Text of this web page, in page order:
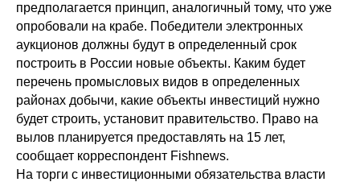
предполагается принцип, аналогичный тому, что уже
опробовали на крабе. Победители электронных
аукционов должны будут в определенный срок
построить в России новые объекты. Каким будет
перечень промысловых видов в определенных
районах добычи, какие объекты инвестиций нужно
будет строить, установит правительство. Право на
вылов планируется предоставлять на 15 лет,
сообщает корреспондент Fishnews.
На торги с инвестиционными обязательства власти